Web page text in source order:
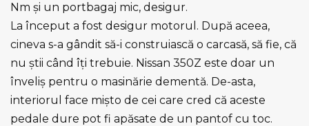
Nm şi un portbagaj mic, desigur.
La început a fost desigur motorul. După aceea,
cineva s-a gândit să-i construiască o carcasă, să fie, că
nu ştii când îţi trebuie. Nissan 350Z este doar un
înveliş pentru o masinărie dementă. De-asta,
interiorul face mişto de cei care cred că aceste
pedale dure pot fi apăsate de un pantof cu toc.